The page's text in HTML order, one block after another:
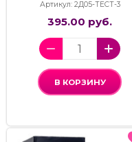
Артикул: 2Д05-ТЕСТ-3
395.00 руб.
В КОРЗИНУ